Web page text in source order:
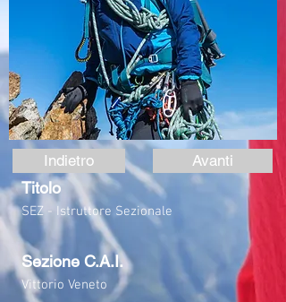
SEZ - Istruttore Sezionale
Titolo
Sezione C.A.I.
Vittorio Veneto
Avanti
Indietro